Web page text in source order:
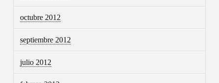
octubre 2012
septiembre 2012
julio 2012